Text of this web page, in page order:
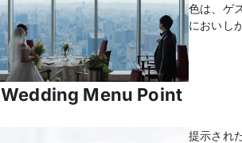
色は、ゲ
においし
Wedding Menu Point
提示され